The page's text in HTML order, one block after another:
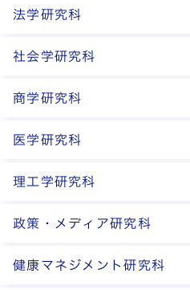
法学研究科
社会学研究科
商学研究科
医学研究科
理工学研究科
政策・メディア研究科
健康マネジメント研究科